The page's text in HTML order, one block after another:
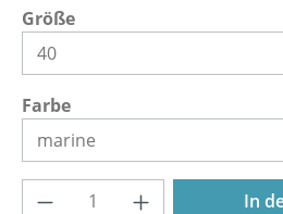
Größeauswählen
Farbeauswählen
Produkt Anzahl: Gib
In